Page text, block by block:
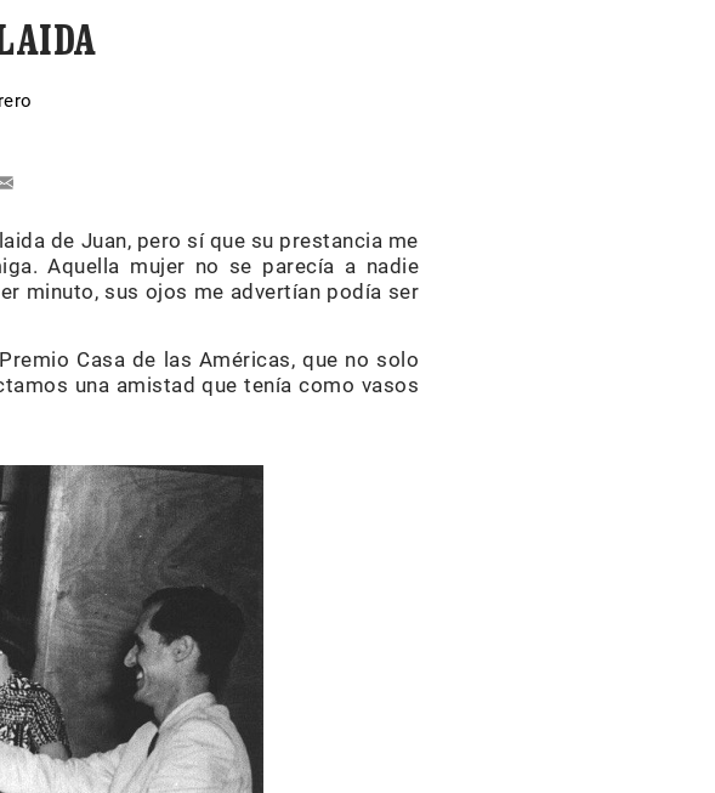
de Juan, pero sí que su prestancia me
Aquella mujer no se parecía a nadie
minuto, sus ojos me advertían podía ser
Casa de las Américas, que no solo
una amistad que tenía como vasos